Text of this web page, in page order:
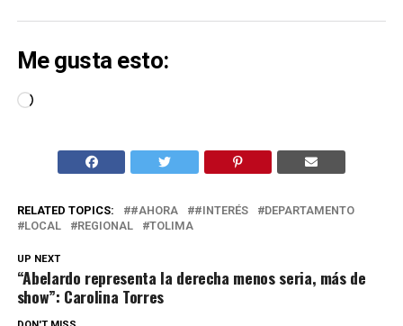
Me gusta esto:
Cargando...
RELATED TOPICS: #AHORA #INTERÉS
DEPARTAMENTO
LOCAL
REGIONAL TOLIMA
UP NEXT
“Abelardo representa la derecha menos seria, más de
show”: Carolina Torres